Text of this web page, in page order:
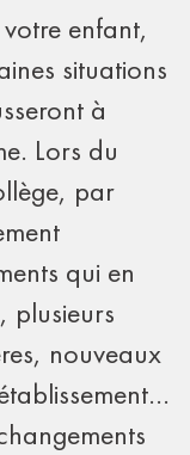
enfant,
situations
à
Lors du
par
qui en
plusieurs
nouveaux